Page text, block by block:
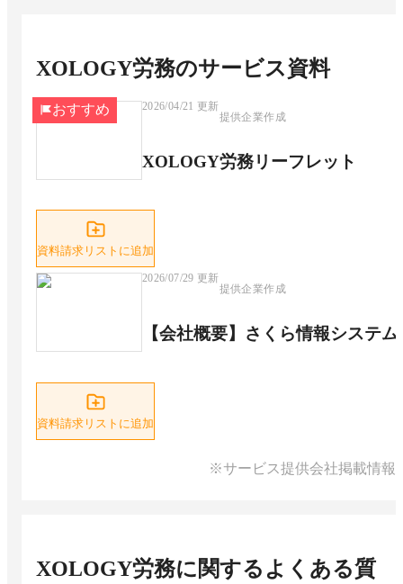
XOLOGY労務のサービス資料
おすすめ 2026/04/21 更新
提供企業作成
XOLOGY労務リーフレット
資料請求リストに追加
2026/07/29 更新
提供企業作成
【会社概要】さくら情報システ
資料請求リストに追加
※サービス提供会社掲載情報
XOLOGY労務に関するよくある質